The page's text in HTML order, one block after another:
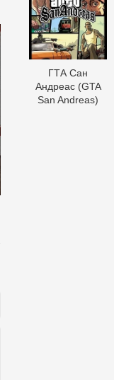
ГТА Сан
Андреас (GTA
San Andreas)